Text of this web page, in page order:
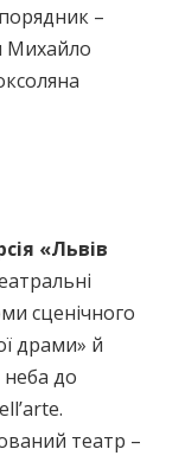
–
Михайло
«Львів
сценічного
драми» й
до
театр –